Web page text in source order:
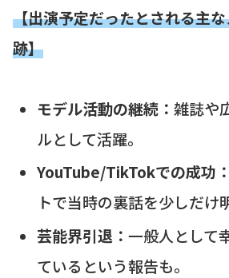
【出演予定だったとされる主
跡】
モデル活動の継続： 雑誌や
ルとして活躍。
YouTube/TikTokでの成功：
トで当時の裏話を少しだけ
芸能界引退： 一般人として
ているという報告も。